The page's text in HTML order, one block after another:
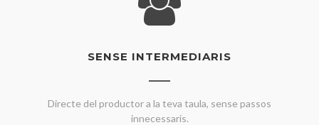
SENSE INTERMEDIARIS
Directe del productor a la teva taula, sense passos
innecessaris.